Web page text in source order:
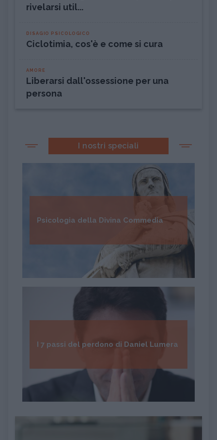
rivelarsi util...
DISAGIO PSICOLOGICO
Ciclotimia, cos'è e come si cura
AMORE
Liberarsi dall'ossessione per una
persona
I nostri speciali
Psicologia della Divina Commedia
I 7 passi del perdono di Daniel Lumera